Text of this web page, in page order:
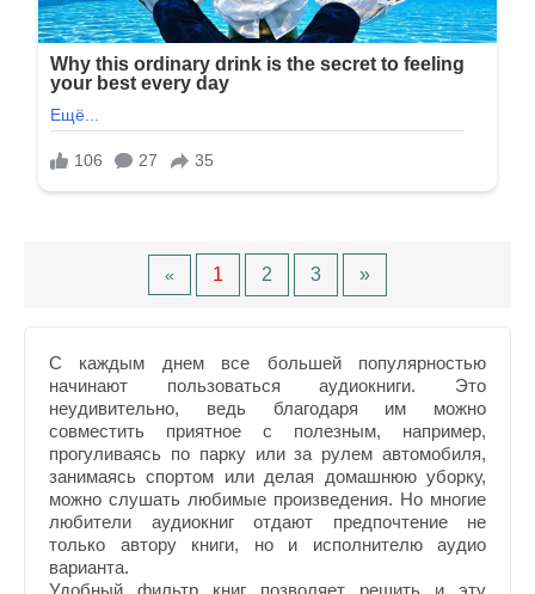
« 1 2 3 »
С каждым днем все большей популярностью
начинают пользоваться аудиокниги. Это
неудивительно, ведь благодаря им можно
совместить приятное с полезным, например,
прогуливаясь по парку или за рулем автомобиля,
занимаясь спортом или делая домашнюю уборку,
можно слушать любимые произведения. Но многие
любители аудиокниг отдают предпочтение не
только автору книги, но и исполнителю аудио
варианта.
Удобный фильтр книг позволяет решить и эту